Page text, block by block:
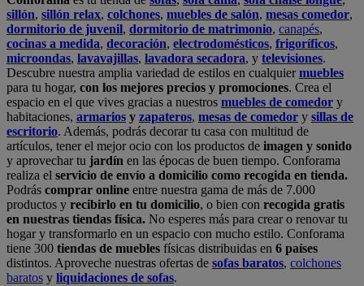
sillón, sillón relax, colchones, muebles de salón, mesas comedor,
dormitorio de juvenil, dormitorio de matrimonio, canapés,
cocinas a medida, decoración, electrodomésticos, frigoríficos,
microondas, lavavajillas, lavadora secadora, y televisiones.
Descubre nuestra amplia variedad de estilos en cualquiermuebles
para tu hogar, con los mejores precios y promociones. Crea el
espacio en el que vives gracias a nuestros muebles de comedor y
habitaciones, armarios y zapateros, mesas de comedor y sillas de
escritorio. Además, podrás decorar tu casa con multitud de
artículos, tener el mejor ocio con los productos de imagen y sonido
y aprovechar tu jardín en las épocas de buen tiempo. Conforama
realiza el servicio de envío a domicilio como recogida en tienda.
Podrás comprar online entre nuestra gama de más de 7.000
productos y recibirlo en tu domicilio, o bien con recogida gratis
en nuestras tiendas física. No esperes más para crear o renovar tu
hogar y transformarlo en un espacio con mucho estilo. Conforama
tiene 300 tiendas de muebles físicas distribuidas en 6 países
distintos. Aproveche nuestras ofertas de sofas baratos, colchones
baratos y liquidaciones de sofas.